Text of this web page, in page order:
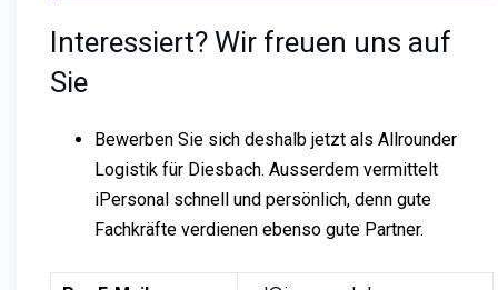
Interessiert? Wir freuen uns auf
Sie
Bewerben Sie sich deshalb jetzt als Allrounder
Logistik für Diesbach. Ausserdem vermittelt
iPersonal schnell und persönlich, denn gute
Fachkräfte verdienen ebenso gute Partner.